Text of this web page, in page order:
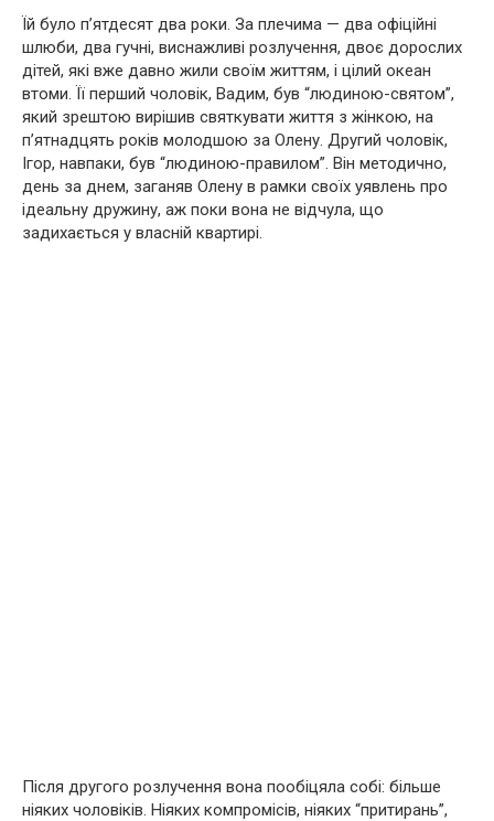
Їй було п’ятдесят два роки. За плечима — два офіційні
шлюби, два гучні, виснажливі розлучення, двоє дорослих
дітей, які вже давно жили своїм життям, і цілий океан
втоми. Її перший чоловік, Вадим, був “людиною-святом”,
який зрештою вирішив святкувати життя з жінкою, на
п’ятнадцять років молодшою за Олену. Другий чоловік,
Ігор, навпаки, був “людиною-правилом”. Він методично,
день за днем, заганяв Олену в рамки своїх уявлень про
ідеальну дружину, аж поки вона не відчула, що
задихається у власній квартирі.
Після другого розлучення вона пообіцяла собі: більше
ніяких чоловіків. Ніяких компромісів, ніяких “притирань”,